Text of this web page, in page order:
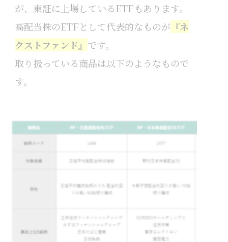
が、東証に上場しているETFもあります。
高配当株のETFとして代表的なものが 『ネ
クストファンド』 です。
取り扱っている商品は以下のようなもので
す。